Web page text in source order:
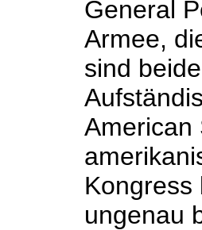
General
Armee,
sind
American
Kongress
ungenau